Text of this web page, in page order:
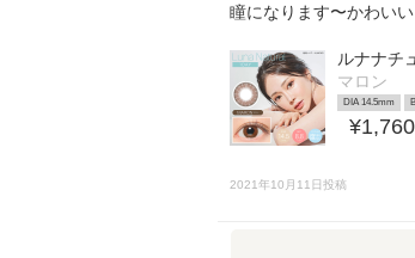
瞳になります〜かわいい
ルナナチ
マロン
DIA 14.5mm
¥1,760
2021年10月11日投稿